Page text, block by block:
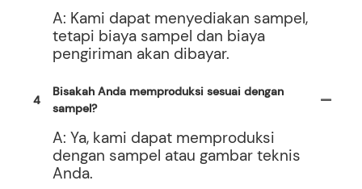
A: Kami dapat menyediakan sampel,
tetapi biaya sampel dan biaya
pengiriman akan dibayar.
4
Bisakah Anda memproduksi sesuai dengan
sampel?
A: Ya, kami dapat memproduksi
dengan sampel atau gambar teknis
Anda.